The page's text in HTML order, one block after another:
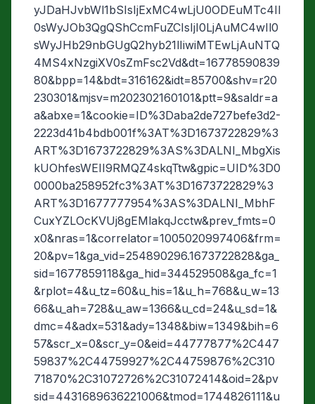
yJDaHJvbWl1bSIsIjExMC4wLjU0ODEuMTc4Il
0sWyJOb3QgQShCcmFuZCIsIjI0LjAuMC4wIl0
sWyJHb29nbGUgQ2hyb21lIiwiMTEwLjAuNTQ
4MS4xNzgiXV0sZmFsc2Vd&dt=16778590839
80&bpp=14&bdt=316162&idt=85700&shv=r20
230301&mjsv=m202302160101&ptt=9&saldr=a
a&abxe=1&cookie=ID%3Daba2de727befe3d2-
2223d41b4bdb001f%3AT%3D1673722829%3
ART%3D1673722829%3AS%3DALNI_MbgXis
kUOhfesWEII9RMQZ4skqTtw&gpic=UID%3D0
0000ba258952fc3%3AT%3D1673722829%3
ART%3D1677777954%3AS%3DALNI_MbhF
CuxYZLOcKVUj8gEMlakqJcctw&prev_fmts=0
x0&nras=1&correlator=1005020997406&frm=
20&pv=1&ga_vid=254890296.1673722828&ga_
sid=1677859118&ga_hid=344529508&ga_fc=1
&rplot=4&u_tz=60&u_his=1&u_h=768&u_w=13
66&u_ah=728&u_aw=1366&u_cd=24&u_sd=1&
dmc=4&adx=531&ady=1348&biw=1349&bih=6
57&scr_x=0&scr_y=0&eid=44777877%2C447
59837%2C44759927%2C44759876%2C310
71870%2C31072726%2C31072414&oid=2&pv
sid=4431689636221006&tmod=1744826111&u